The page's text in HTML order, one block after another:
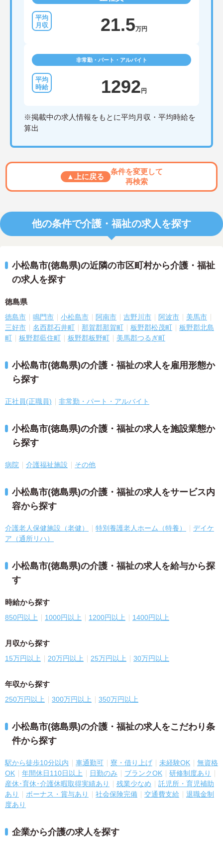
21.5万円
非常勤・パート・アルバイト
1292 円
※掲載中の求人情報をもとに平均月収・平均時給を
算出
▲上に戻る
条件を変更して
再検索
他の条件で介護・福祉の求人を探す
小松島市(徳島県)の近隣の市区町村から介護・福祉
の求人を探す
徳島県
徳島市 鳴門市 小松島市 阿南市 吉野川市 阿波市
美馬市
三好市
名西郡石井町 那賀郡那賀町 板野郡松茂町
板野郡北島
町
板野郡藍住町 板野郡板野町 美馬郡つるぎ町
小松島市(徳島県)の介護・福祉の求人を雇用形態か
ら探す
正社員(正職員) 非常勤・パート・アルバイト
小松島市(徳島県)の介護・福祉の求人を施設業態か
ら探す
病院 介護福祉施設 その他
小松島市(徳島県)の介護・福祉の求人をサービス内
容から探す
介護老人保健施設（老健） 特別養護老人ホーム（特養）
デイケ
ア（通所リハ）
小松島市(徳島県)の介護・福祉の求人を給与から探
す
時給から探す
850円以上 1000円以上 1200円以上 1400円以上
月収から探す
15万円以上 20万円以上 25万円以上 30万円以上
年収から探す
250万円以上 300万円以上 350万円以上
小松島市(徳島県)の介護・福祉の求人をこだわり条
件から探す
駅から徒歩10分以内 車通勤可 寮・借り上げ 未経験OK
無資格
OK
年間休日110日以上 日勤のみ ブランクOK
研修制度あり
産休･育休･介護休暇取得実績あり
残業少なめ
託児所・育児補助
あり
ボーナス・賞与あり 社会保険完備 交通費支給
退職金制
度あり
企業から介護の求人を探す